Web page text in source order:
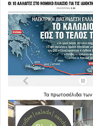
Τα πρωτοσέλιδα των